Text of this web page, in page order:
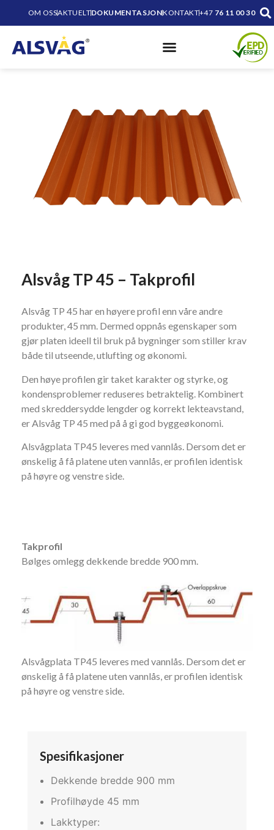
OM OSSAKTUELTDOKUMENTASJONKONTAKT+47 76 11 00 30
Alsvåg TP 45 – Takprofil
Alsvåg TP 45 har en høyere profil enn våre andre
produkter, 45 mm. Dermed oppnås egenskaper som
gjør platen ideell til bruk på bygninger som stiller krav
både til utseende, utlufting og økonomi.
Den høye profilen gir taket karakter og styrke, og
kondensproblemer reduseres betraktelig. Kombinert
med skreddersydde lengder og korrekt lekteavstand,
er Alsvåg TP 45 med på å gi god byggeøkonomi.
Alsvågplata TP45 leveres med vannlås. Dersom det er
ønskelig å få platene uten vannlås, er profilen identisk
på høyre og venstre side.
Takprofil
Bølges omlegg dekkende bredde 900 mm.
Alsvågplata TP45 leveres med vannlås. Dersom det er
ønskelig å få platene uten vannlås, er profilen identisk
på høyre og venstre side.
Spesifikasjoner
Dekkende bredde 900 mm
Profilhøyde 45 mm
Lakktyper: